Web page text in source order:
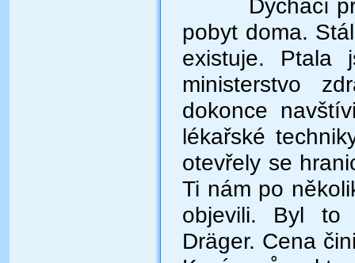
Dýchací
pobyt doma.
existuje. Ptala
ministerstvo
dokonce
lékařské
otevřely se
Ti nám po
objevili. Byl to
Dräger. Cena